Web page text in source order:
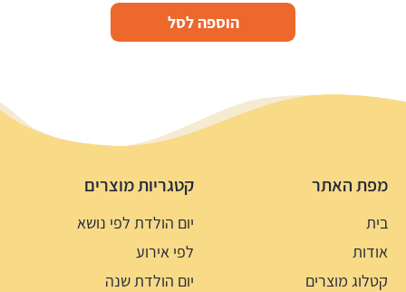
הוספה לסל
מפת האתר
בית
אודות
קטלוג מוצרים
קטגריות מוצרים
יום הולדת לפי נושא
לפי אירוע
יום הולדת שנה